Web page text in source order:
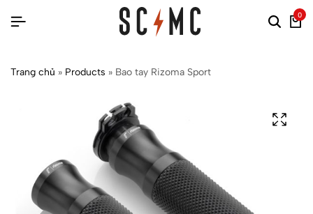
0
Trang chủ » Products » Bao tay Rizoma Sport